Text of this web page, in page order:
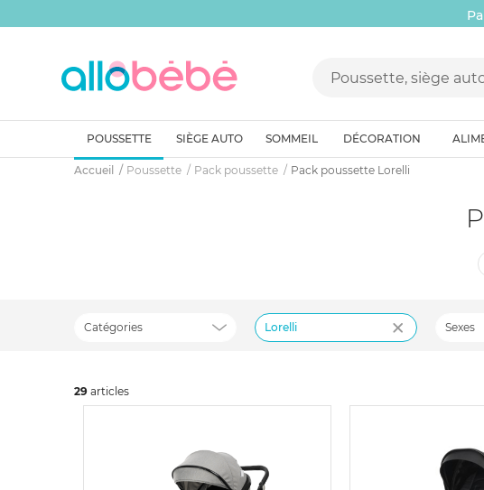
POUSSETTE SIÈGE AUTO SOMMEIL DÉCORATION
Accueil Poussette Pack poussette Pack poussette Lorelli
Catégories Lorelli Sexes
29 articles